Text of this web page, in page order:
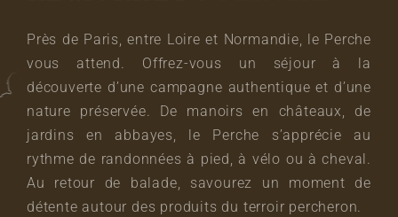
Près de Paris, entre Loire et Normandie, le Perche
vous attend. Offrez-vous un séjour à la
découverte d’une campagne authentique et d’une
nature préservée. De manoirs en châteaux, de
jardins en abbayes, le Perche s’apprécie au
rythme de randonnées à pied, à vélo ou à cheval.
Au retour de balade, savourez un moment de
détente autour des produits du terroir percheron.